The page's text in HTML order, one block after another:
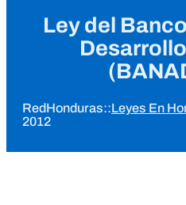
Ley del
RedHonduras::Leyes En
2012